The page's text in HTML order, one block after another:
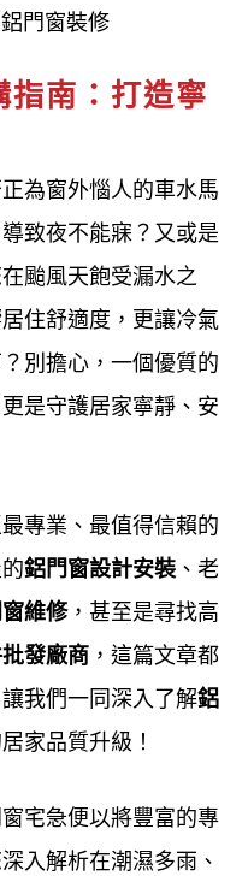
鋁門窗工程施工品質
間,桃園大園窗框安
,桃園大園門窗,桃園
格,桃園大園陽台鋁門
,桃園大園窗戶安裝,桃
窗估價,桃園大園鋁門
詢,桃園大園氣密窗安
鋁門窗維修,桃園大園
園大園附近鋁門窗,桃
大園玻璃門窗,桃園
,桃園大園現成鋁窗價
大園客廳落地門價格,
大門落地門價格ptt,桃
園大園鋁門窗樣式,桃
窗改氣密窗價格,桃園
門窗材料規格,桃園大
鋁門窗樣式,桃園大園
門窗樣式,桃園大園鋁
門窗裝修
指南：打造寧
為窗外惱人的車水馬
致夜不能寐？又或是
颱風天飽受漏水之
住舒適度，更讓冷氣
別擔心，一個優質的
是守護居家寧靜、安
專業、最值得信賴的
鋁門窗設計安裝 、老
維修，甚至是尋找高
發廠商 ，這篇文章都
我們一同深入了解鋁
家品質升級！
宅急便以將豐富的專
入解析在潮濕多雨、